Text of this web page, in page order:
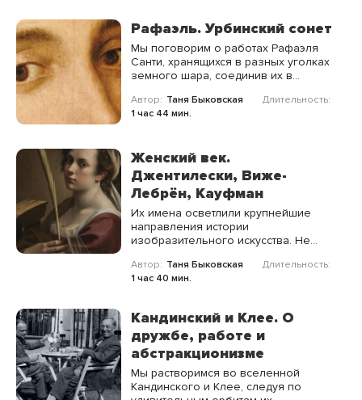
Рафаэль. Урбинский сонет
Мы поговорим о работах Рафаэля
Санти, хранящихся в разных уголках
земного шара, соединив их в
графики и архитектуры.
Автор: Таня Быковская
Длительность:
1 час 44 мин.
Женский век.
Джентилески, Виже-
Лебрён, Кауфман
Их имена осветлили крупнейшие
направления истории
изобразительного искусства. Не
имена женщин-творцов, которые
расширят ваш кругозор и сделают
Автор: Таня Быковская
Длительность:
1 час 40 мин.
Кандинский и Клее. О
дружбе, работе и
абстракционизме
Мы растворимся во вселенной
Кандинского и Клее, следуя по